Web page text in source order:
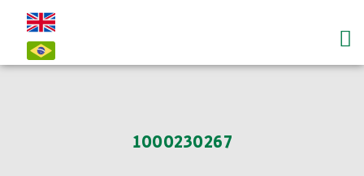
1000230267